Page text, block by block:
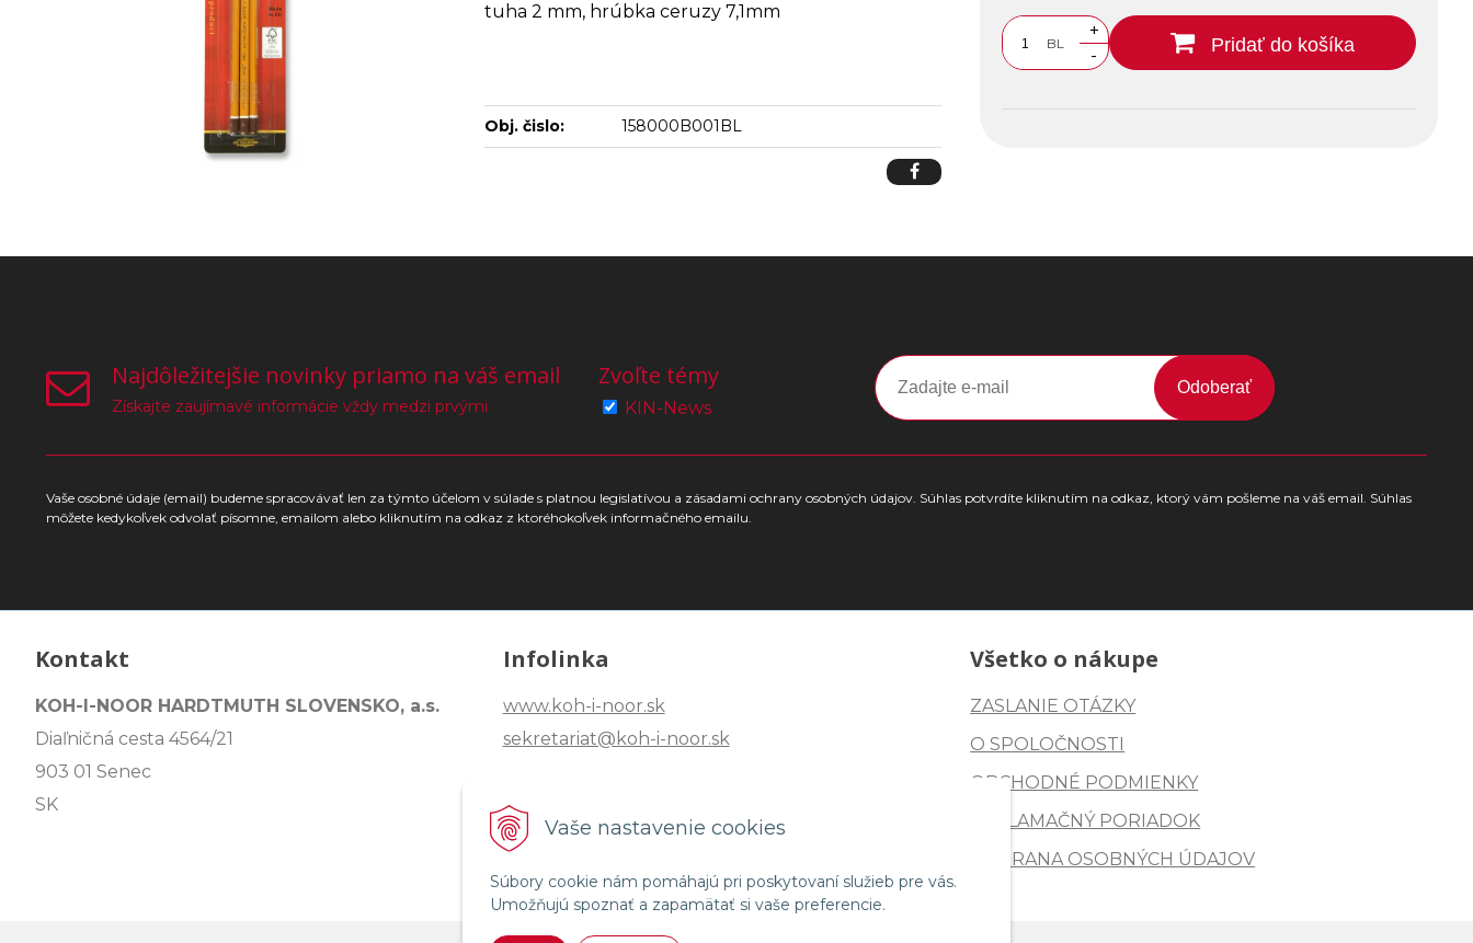
Vaše nastavenie cookies
Súbory cookie nám pomáhajú pri poskytovaní služieb pre vás.
Umožňujú spoznať a zapamätať si vaše preferencie.
BL
+
-
Pridať do košíka
tuha 2 mm, hrúbka ceruzy 7,1mm
Obj. čislo: 158000B001BL
Najdôležitejšie novinky priamo na váš email
Získajte zaujímavé informácie vždy medzi prvými
Zvoľte témy
KIN-News
Odoberať
Vaše osobné údaje (email) budeme spracovávať len za týmto účelom v súlade s platnou legislatívou a zásadami ochrany osobných údajov. Súhlas potvrdíte kliknutím na odkaz, ktorý vám pošleme na váš email. Súhlas
môžete kedykoľvek odvolať písomne, emailom alebo kliknutím na odkaz z ktoréhokoľvek informačného emailu.
Kontakt
KOH-I-NOOR HARDTMUTH SLOVENSKO, a.s.
Diaľničná cesta 4564/21
903 01 Senec
SK
Infolinka
www.koh-i-noor.sk
sekretariat@koh-i-noor.sk
Tel: +421 2 40252101
Fax: +421 2 44872870
Všetko o nákupe
ZASLANIE OTÁZKY
O SPOLOČNOSTI
OBCHODNÉ PODMIENKY
REKLAMAČNÝ PORIADOK
OCHRANA OSOBNÝCH ÚDAJOV